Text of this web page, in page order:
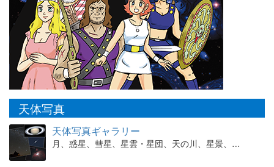
天体写真
天体写真ギャラリー
月、惑星、彗星、星雲・星団、天の川、星景、…